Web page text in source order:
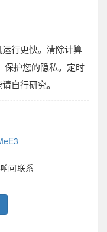
行更快。清除计算
保护您的隐私。定时
自行研究。
可联系